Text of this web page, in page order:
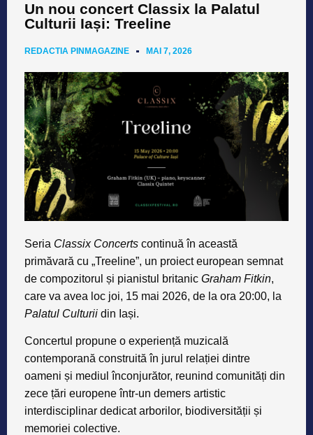
Un nou concert Classix la Palatul
Culturii Iași: Treeline
REDACTIA PINMAGAZINE MAI 7, 2026
Seria Classix Concerts continuă în această
primăvară cu „Treeline”, un proiect european semnat
de compozitorul și pianistul britanic Graham Fitkin,
care va avea loc joi, 15 mai 2026, de la ora 20:00, la
Palatul Culturii din Iași.
Concertul propune o experiență muzicală
contemporană construită în jurul relației dintre
oameni și mediul înconjurător, reunind comunități din
zece țări europene într-un demers artistic
interdisciplinar dedicat arborilor, biodiversității și
memoriei colective.